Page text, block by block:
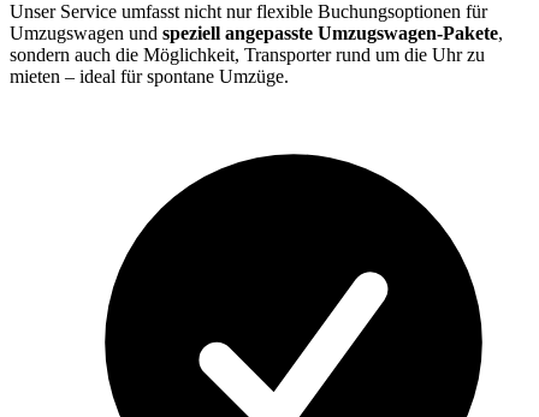
Unser Service umfasst nicht nur flexible Buchungsoptionen für
Umzugswagen und speziell angepasste Umzugswagen-Pakete,
sondern auch die Möglichkeit, Transporter rund um die Uhr zu
mieten – ideal für spontane Umzüge.